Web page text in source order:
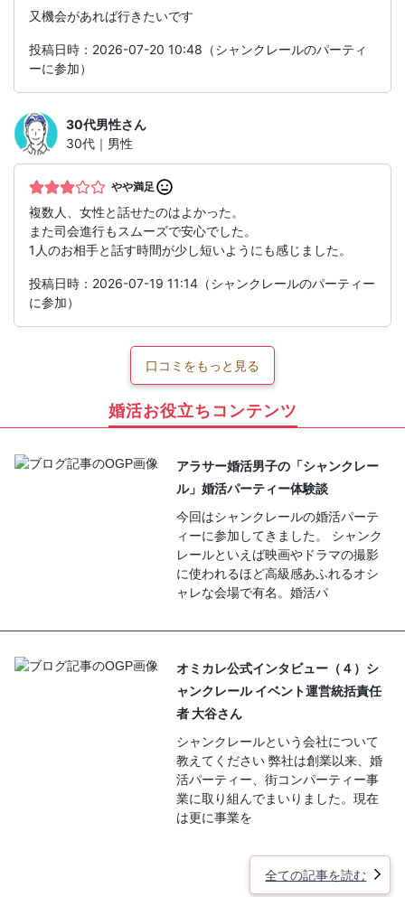
又機会があれば行きたいです
投稿日時：2026-07-20 10:48（シャンクレールのパーティ
ーに参加）
30代男性さん
30代｜男性
やや満足
複数人、女性と話せたのはよかった。
また司会進行もスムーズで安心でした。
1人のお相手と話す時間が少し短いようにも感じました。
投稿日時：2026-07-19 11:14（シャンクレールのパーティー
に参加）
口コミをもっと見る
婚活お役立ちコンテンツ
アラサー婚活男子の「シャンクレー
ル」婚活パーティー体験談
今回はシャンクレールの婚活パーテ
ィーに参加してきました。 シャンク
レールといえば映画やドラマの撮影
に使われるほど高級感あふれるオシ
ャレな会場で有名。婚活パ
オミカレ公式インタビュー（４）シ
ャンクレール イベント運営統括責任
者 大谷さん
シャンクレールという会社について
教えてください 弊社は創業以来、婚
活パーティー、街コンパーティー事
業に取り組んでまいりました。現在
は更に事業を
全ての記事を読む